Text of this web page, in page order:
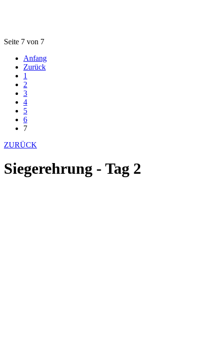
Seite 7 von 7
Anfang
Zurück
1
2
3
4
5
6
7
ZURÜCK
Siegerehrung - Tag 2